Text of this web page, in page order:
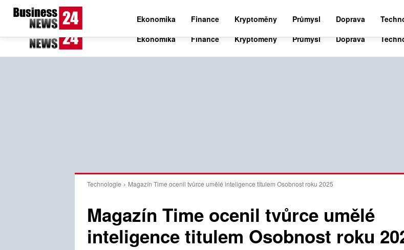
22 Czech
Čtvrtek 6. srpna 2026
Ekonomika Finance Kryptoměny Průmysl Doprava
Technologie Magazín Time ocenil tvůrce umělé inteligence titulem Osobnost roku 2025
Magazín Time ocenil tvůrce umělé
inteligence titulem Osobnost roku